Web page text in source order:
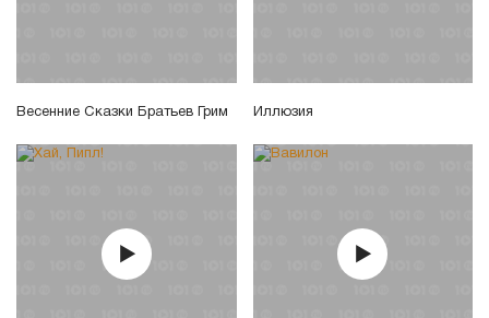
Весенние Сказки Братьев Грим Иллюзия